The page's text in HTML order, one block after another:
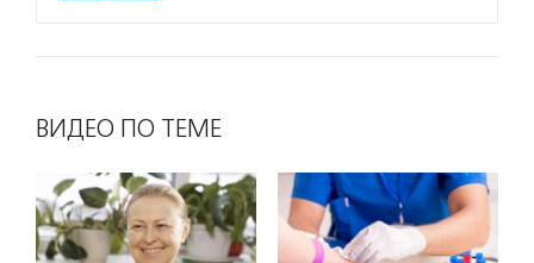
ВИДЕО ПО ТЕМЕ